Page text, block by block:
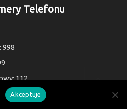
Telefonu
998
112
Akceptuje